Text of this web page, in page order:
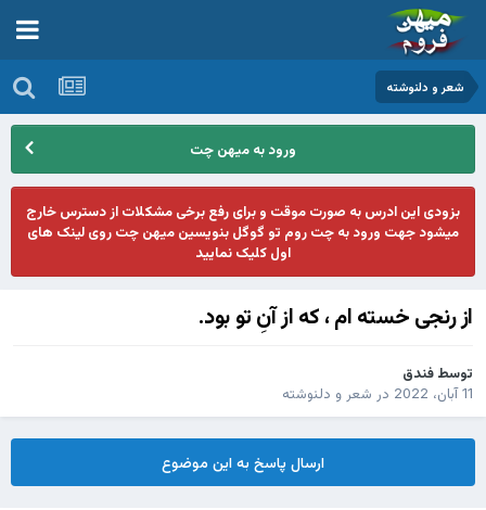
شعر و دلنوشته
ورود به میهن چت
بزودی این ادرس به صورت موقت و برای رفع برخی مشکلات از دسترس خارج
میشود جهت ورود به چت روم تو گوگل بنویسین میهن چت روی لینک های
اول کلیک نمایید
از رنجی خسته ام ، که از آنِ تو بود.
توسط فندق
11 آبان، 2022
در شعر و دلنوشته
ارسال پاسخ به این موضوع